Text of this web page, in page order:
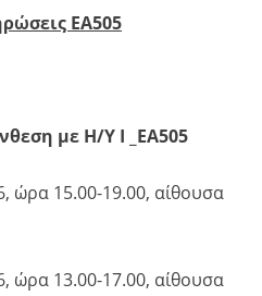
ΕΑ505
με Η/Υ Ι _ΕΑ505
ώρα 15.00-19.00, αίθουσα
ώρα 13.00-17.00, αίθουσα